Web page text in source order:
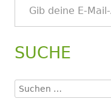
SUCHE
Suchen
nach: